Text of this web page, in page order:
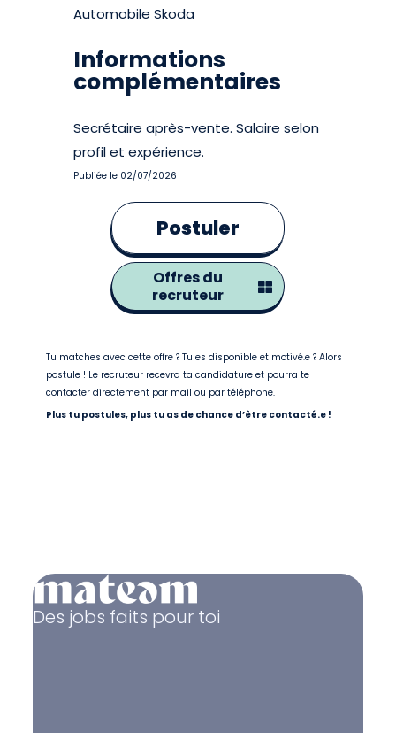
Automobile Skoda
Informations
complémentaires
Secrétaire après-vente. Salaire selon
profil et expérience.
Publiée le 02/07/2026
Postuler
Offres du
recruteur
Tu matches avec cette offre ? Tu es disponible et motivé.e ? Alors
postule ! Le recruteur recevra ta candidature et pourra te
contacter directement par mail ou par téléphone.
Plus tu postules, plus tu as de chance d’être contacté.e !
Des jobs faits pour toi